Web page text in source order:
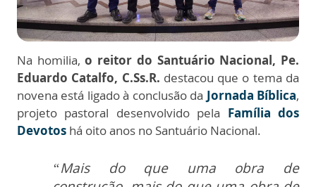
Na homilia,o reitor do Santuário Nacional, Pe.
Eduardo Catalfo, C.Ss.R. destacou que o tema da
novena está ligado à conclusão da Jornada Bíblica,
projeto pastoral desenvolvido pela Família dos
Devotos há oito anos no Santuário Nacional.
“Mais do que uma obra de